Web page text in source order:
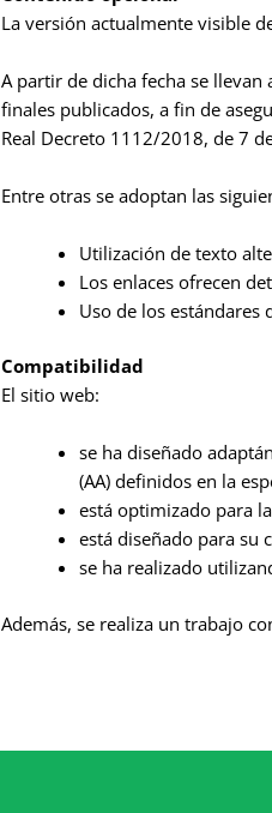
La versión actualmente visible
A partir de dicha fecha se
finales publicados, a fin de
Real Decreto 1112/2018, de 7
Entre otras se adoptan las
Utilización de texto
Los enlaces ofrecen
Uso de los estándares
Compatibilidad
El sitio web:
se ha diseñado
(AA) definidos en la
está optimizado para
está diseñado para su
se ha realizado
Además, se realiza un trabajo